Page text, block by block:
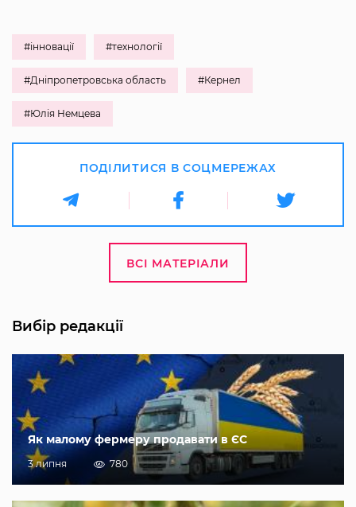
#інновації #технології
#Дніпропетровська область #Кернел
#Юлія Немцева
ПОДІЛИТИСЯ В СОЦМЕРЕЖАХ
ВСІ МАТЕРІАЛИ
Вибір редакції
Як малому фермеру продавати в ЄС
3 липня 780